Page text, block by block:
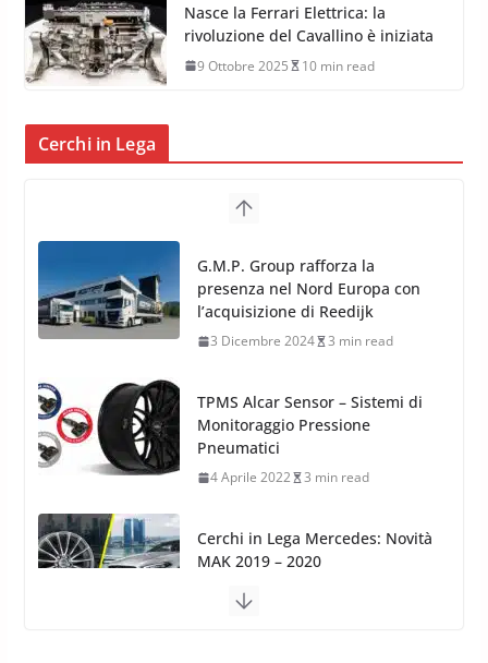
Nasce la Ferrari Elettrica: la
rivoluzione del Cavallino è iniziata
9 Ottobre 2025 10 min read
Cerchi in Lega
TPMS Alcar Sensor – Sistemi di
Monitoraggio Pressione
Pneumatici
4 Aprile 2022 3 min read
Cerchi in Lega Mercedes: Novità
MAK 2019 – 2020
16 Settembre 2019
MAK FIVESTAR (2019)
24 Luglio 2019 1 min read